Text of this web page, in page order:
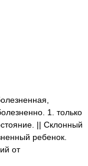
1. только
|| Склонный
ребенок.
от